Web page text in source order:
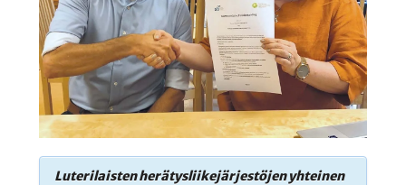
Luterilaisten herätysliikejärjestöjen yhteinen